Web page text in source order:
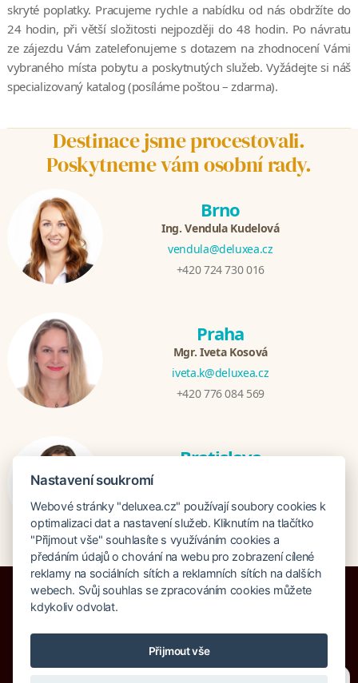
skryté poplatky. Pracujeme rychle a nabídku od nás obdržíte do
24 hodin, při větší složitosti nejpozději do 48 hodin. Po návratu
ze zájezdu Vám zatelefonujeme s dotazem na zhodnocení Vámi
vybraného místa pobytu a poskytnutých služeb. Vyžádejte si náš
specializovaný katalog (posíláme poštou – zdarma).
Destinace jsme procestovali.
Poskytneme vám osobní rady.
Brno
Ing. Vendula Kudelová
vendula@deluxea.cz
+420 724 730 016
Praha
Mgr. Iveta Kosová
iveta.k@deluxea.cz
+420 776 084 569
Bratislava
+421 948 759 074
Pojištění proti úpadku 125 000 000 Kč
Nastavení soukromí
Webové stránky "deluxea.cz" používají soubory cookies k
optimalizaci dat a nastavení služeb. Kliknutím na tlačítko
"Přijmout vše" souhlasíte s využíváním cookies a
předáním údajů o chování na webu pro zobrazení cílené
reklamy na sociálních sítích a reklamních sítích na dalších
webech. Svůj souhlas se zpracováním cookies můžete
kdykoliv odvolat.
Přijmout vše